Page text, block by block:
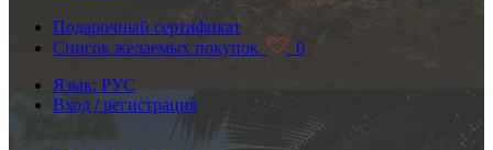
Подарочный сертификат
Список желаемых покупок
0
Язык: РУС
Вход / регистрация